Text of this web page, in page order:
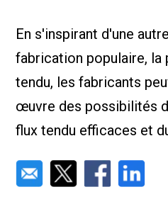
En s'inspirant d'une
fabrication populaire, la
tendu, les fabricants
œuvre des possibilités
flux tendu efficaces et